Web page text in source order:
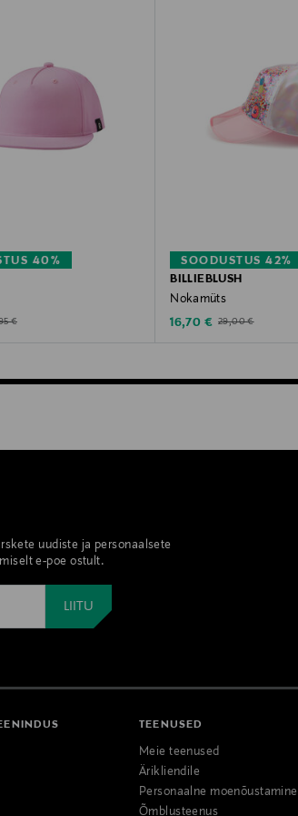
40%
Price
€
SOODUSTUS 42%
BILLIEBLUSH
Nokamüts
Discounted Price
16,70 € Original Price
29,00 €
uudiste ja personaalsete
e-poe ostult.
TEENUSED
Meie teenused
Ärikliendile
Personaalne moenõustamine
Õmblusteenus